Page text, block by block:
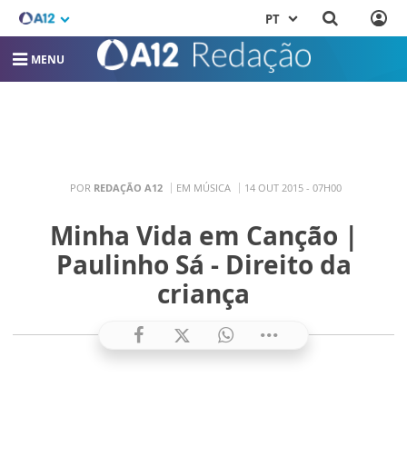
PT
MENU
POR REDAÇÃO A12 EM MÚSICA 14 OUT 2015 - 07H00
Minha Vida em Canção |
Paulinho Sá - Direito da
criança